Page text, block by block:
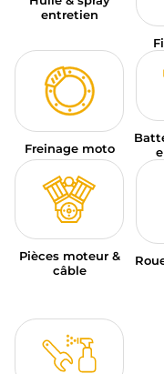
FR |
MARQUES
CONSEILS
NOUS
entretien
Freinage moto
Pièces moteur &
câble